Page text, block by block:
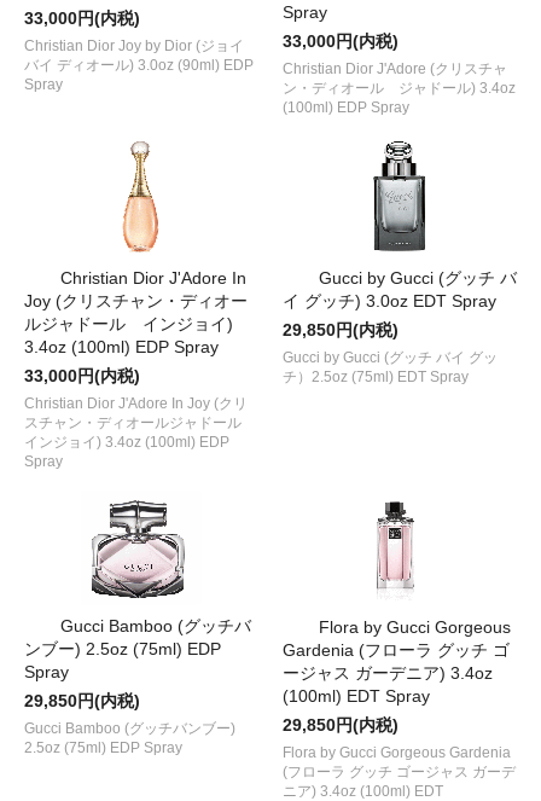
33,000円(内税)
Christian Dior Joy by Dior (ジョイ
バイ ディオール) 3.0oz (90ml) EDP
Spray
Spray
33,000円(内税)
Christian Dior J'Adore (クリスチャ
ン・ディオール ジャドール) 3.4oz
(100ml) EDP Spray
Christian Dior J'Adore In
Joy (クリスチャン・ディオー
ルジャドール インジョイ)
3.4oz (100ml) EDP Spray
33,000円(内税)
Christian Dior J'Adore In Joy (クリ
スチャン・ディオールジャドール
インジョイ) 3.4oz (100ml) EDP
Spray
Gucci by Gucci (グッチ バ
イ グッチ) 3.0oz EDT Spray
29,850円(内税)
Gucci by Gucci (グッチ バイ グッ
チ）2.5oz (75ml) EDT Spray
Gucci Bamboo (グッチバ
ンブー) 2.5oz (75ml) EDP
Spray
29,850円(内税)
Gucci Bamboo (グッチバンブー)
2.5oz (75ml) EDP Spray
Flora by Gucci Gorgeous
Gardenia (フローラ グッチ ゴ
ージャス ガーデニア) 3.4oz
(100ml) EDT Spray
29,850円(内税)
Flora by Gucci Gorgeous Gardenia
(フローラ グッチ ゴージャス ガーデ
ニア) 3.4oz (100ml) EDT